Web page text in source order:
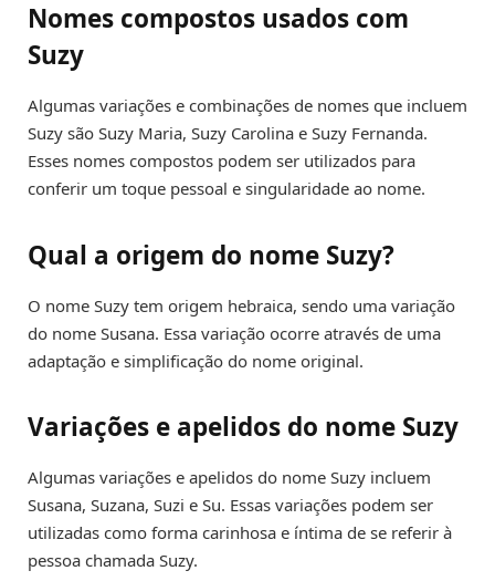
Nomes compostos usados com
Suzy
Algumas variações e combinações de nomes que incluem
Suzy são Suzy Maria, Suzy Carolina e Suzy Fernanda.
Esses nomes compostos podem ser utilizados para
conferir um toque pessoal e singularidade ao nome.
Qual a origem do nome Suzy?
O nome Suzy tem origem hebraica, sendo uma variação
do nome Susana. Essa variação ocorre através de uma
adaptação e simplificação do nome original.
Variações e apelidos do nome Suzy
Algumas variações e apelidos do nome Suzy incluem
Susana, Suzana, Suzi e Su. Essas variações podem ser
utilizadas como forma carinhosa e íntima de se referir à
pessoa chamada Suzy.